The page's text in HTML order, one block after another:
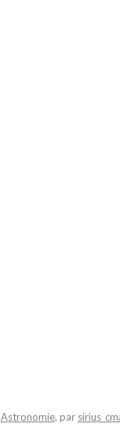
Astronomie, par